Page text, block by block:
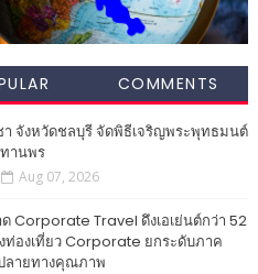
COMMENTS
า จังหวัดชลบุรี จัดพิธีเจริญพระพุทธมนต์
านพร
Aug 07, 2026
Corporate Travel ดึงเอเย่นต์กว่า 52
ท่องเที่ยว Corporate ยกระดับภาค
ลายทางคุณภาพ